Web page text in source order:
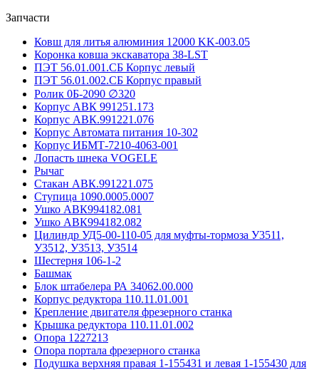
Запчасти
Ковш для литья алюминия 12000 KK-003.05
Коронка ковша экскаватора 38-LST
ПЭТ 56.01.001.СБ Корпус левый
ПЭТ 56.01.002.СБ Корпус правый
Ролик 0Б-2090 ∅320
Корпус АВК 991251.173
Корпус АВК.991221.076
Корпус Автомата питания 10-302
Корпус ИБМТ-7210-4063-001
Лопасть шнека VOGELE
Рычаг
Стакан АВК.991221.075
Ступица 1090.0005.0007
Ушко АВК994182.081
Ушко АВК994182.082
Цилиндр УД5-00-110-05 для муфты-тормоза У3511,
У3512, У3513, У3514
Шестерня 106-1-2
Башмак
Блок штабелера РА 34062.00.000
Корпус редуктора 110.11.01.001
Крепление двигателя фрезерного станка
Крышка редуктора 110.11.01.002
Опора 1227213
Опора портала фрезерного станка
Подушка верхняя правая 1-155431 и левая 1-155430 для